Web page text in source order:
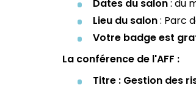
Dates du salon: du
Lieu du salon: Parc
Votre badge est
La conférence de l'AFF :
Titre : Gestion des